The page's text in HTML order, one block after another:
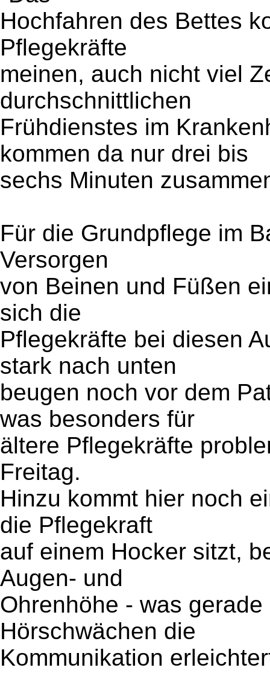
Hochfahren des Bettes
Pflegekräfte
meinen, auch nicht viel
durchschnittlichen
Frühdienstes im
kommen da nur drei bis
sechs Minuten
Für die Grundpflege im
Versorgen
von Beinen und Füßen
sich die
Pflegekräfte bei diesen
stark nach unten
beugen noch vor dem
was besonders für
ältere Pflegekräfte
Freitag.
Hinzu kommt hier noch
die Pflegekraft
auf einem Hocker sitzt,
Augen- und
Ohrenhöhe - was
Hörschwächen die
Kommunikation